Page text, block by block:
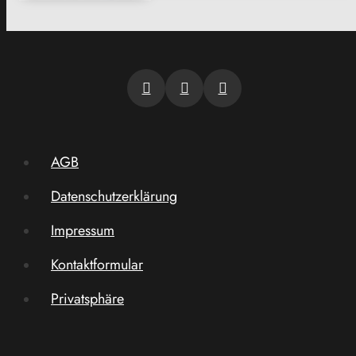
AGB
Datenschutzerklärung
Impressum
Kontaktformular
Privatsphäre